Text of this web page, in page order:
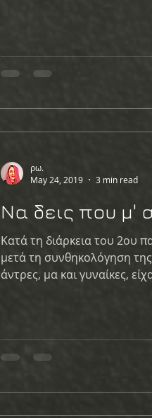
ρω.
May 24, 2019
3 min read
Να δεις που μ'
Κατά τη διάρκεια του 2ου
μετά τη συνθηκολόγηση
άντρες, μα και γυναίκες,